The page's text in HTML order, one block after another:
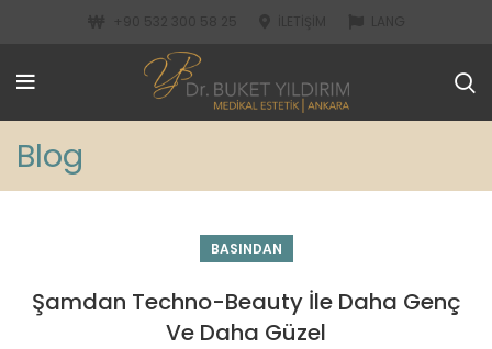
Blog
BASINDAN
Şamdan Techno-Beauty İle Daha Genç
Ve Daha Güzel